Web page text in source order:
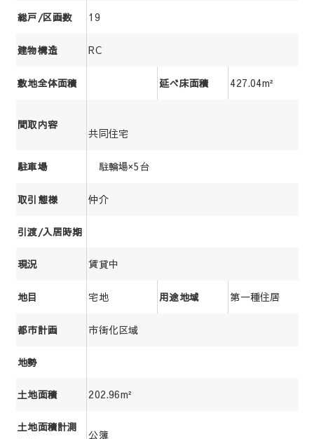
総戸/区画数 19
建物構造 RC
敷地全体面積 延べ床面積 427.04m²
間取内容
共同住宅
駐車場 駐輪場×5台
取引態様 仲介
引渡/入居時期
現況 賃貸中
地目 宅地 用途地域 第一種住居
都市計画 市街化区域
地勢
土地面積 202.96m²
土地面積計測
公簿